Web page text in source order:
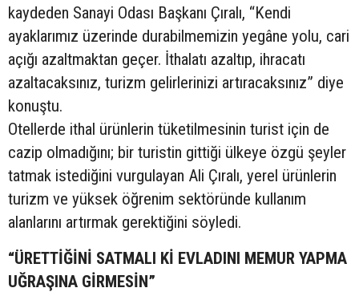
kaydeden Sanayi Odası Başkanı Çıralı, “Kendi
ayaklarımız üzerinde durabilmemizin yegâne yolu, cari
açığı azaltmaktan geçer. İthalatı azaltıp, ihracatı
azaltacaksınız, turizm gelirlerinizi artıracaksınız” diye
konuştu.
Otellerde ithal ürünlerin tüketilmesinin turist için de
cazip olmadığını; bir turistin gittiği ülkeye özgü şeyler
tatmak istediğini vurgulayan Ali Çıralı, yerel ürünlerin
turizm ve yüksek öğrenim sektöründe kullanım
alanlarını artırmak gerektiğini söyledi.
“ÜRETTİĞİNİ SATMALI Kİ EVLADINI MEMUR YAPMA
UĞRAŞINA GİRMESİN”